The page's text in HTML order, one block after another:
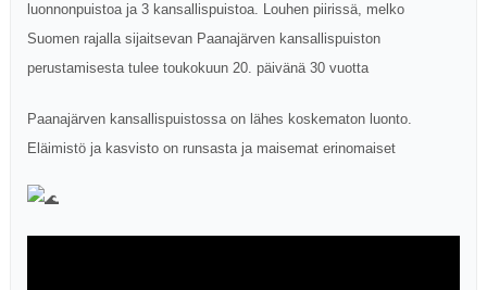
luonnonpuistoa ja 3 kansallispuistoa. Louhen piirissä, melko
Suomen rajalla sijaitsevan Paanajärven kansallispuiston
perustamisesta tulee toukokuun 20. päivänä 30 vuotta
Paanajärven kansallispuistossa on lähes koskematon luonto.
Eläimistö ja kasvisto on runsasta ja maisemat erinomaiset